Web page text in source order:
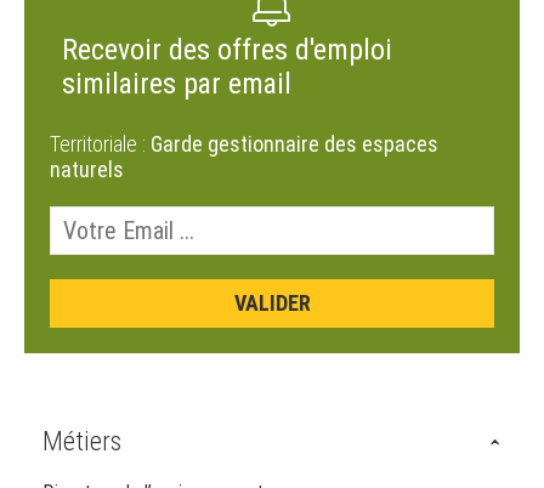
Recevoir des offres d'emploi
similaires par email
Territoriale : Garde gestionnaire des espaces
naturels
Métiers